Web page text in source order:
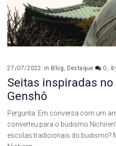
27/07/2022 in Blog Destaque 0
Seitas inspiradas
Genshô
Pergunta: Em conversa com um
converteu para o budismo
escolas tradicionais do budismo?